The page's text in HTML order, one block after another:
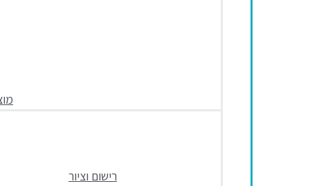
רישום וציור